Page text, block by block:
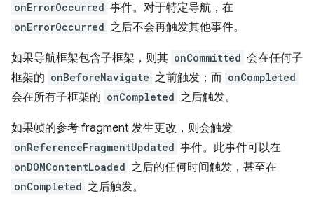
onErrorOccurred 事件。对于特定导航，在
onErrorOccurred 之后不会再触发其他事件。
如果导航框架包含子框架，则其 onCommitted 会在任何子
框架的 onBeforeNavigate 之前触发；而 onCompleted
会在所有子框架的 onCompleted 之后触发。
如果帧的参考 fragment 发生更改，则会触发
onReferenceFragmentUpdated 事件。此事件可以在
onDOMContentLoaded 之后的任何时间触发，甚至在
onCompleted 之后触发。